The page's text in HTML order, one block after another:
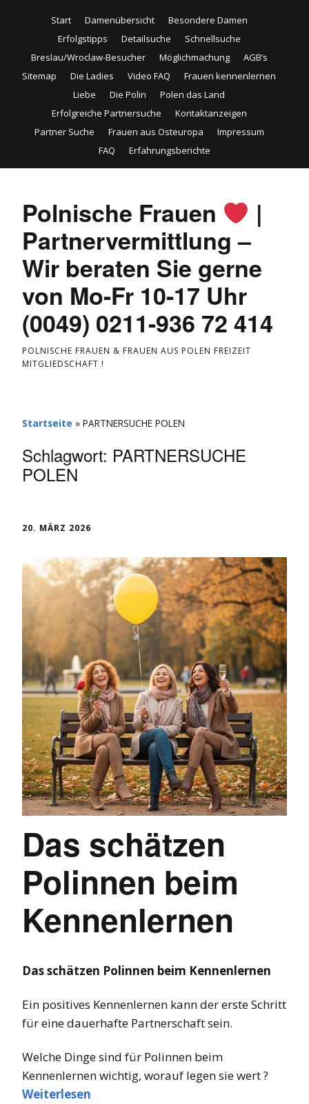
Start Damenübersicht
Besondere Damen
Erfolgstipps
Detailsuche
Schnellsuche
Breslau/Wroclaw-Besucher
Möglichmachung
AGB’s
Sitemap
Die Ladies Video FAQ
Frauen kennenlernen
Liebe
Die Polin
Polen das Land
Erfolgreiche Partnersuche
Kontaktanzeigen
Partner Suche
Frauen aus Osteuropa
Impressum
FAQ
Erfahrungsberichte
Polnische Frauen
|
Partnervermittlung –
Wir beraten Sie gerne
von Mo-Fr 10-17 Uhr
(0049) 0211-936 72 414
POLNISCHE FRAUEN & FRAUEN AUS POLEN FREIZEIT
MITGLIEDSCHAFT !
Startseite » PARTNERSUCHE POLEN
Schlagwort: PARTNERSUCHE
POLEN
20. MÄRZ 2026
Das schätzen
Polinnen beim
Kennenlernen
Das schätzen Polinnen beim Kennenlernen
Ein positives Kennenlernen kann der erste Schritt
für eine dauerhafte Partnerschaft sein.
Welche Dinge sind für Polinnen beim
Kennenlernen wichtig, worauf legen sie wert ?
Weiterlesen